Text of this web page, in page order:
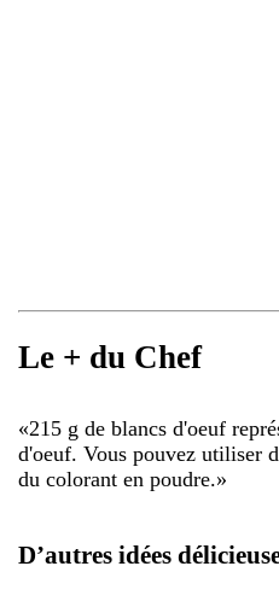
Le + du Chef
«215 g de blancs d'oeuf
d'oeuf. Vous pouvez utiliser
du colorant en poudre.»
D’autres idées